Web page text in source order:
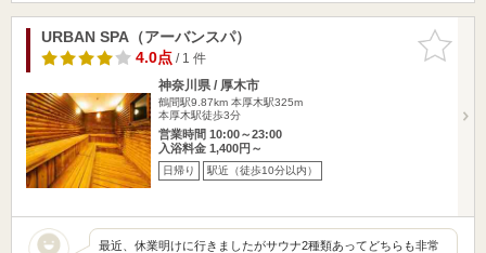
お気に入
りに追加
URBAN SPA（アーバンスパ）
4.0点/ 1 件
神奈川県 / 厚木市
鶴間駅9.87km 本厚木駅325m
本厚木駅徒歩3分
営業時間 10:00～23:00
入浴料金 1,400円～
日帰り 駅近（徒歩10分以内）
最近、休業明けに行きましたがサウナ2種類あってどちらも非常